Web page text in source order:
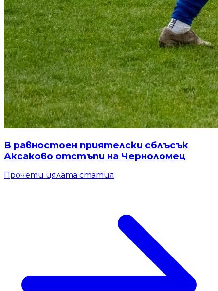
В равностоен приятелски сблъсък
Аксаково отстъпи на Черноломец
Прочети цялата статия